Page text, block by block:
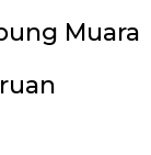
Muara